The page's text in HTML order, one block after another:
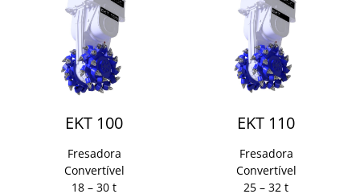
EKT 100
Fresadora
Convertível
18 – 30 t
EKT 110
Fresadora
Convertível
25 – 32 t